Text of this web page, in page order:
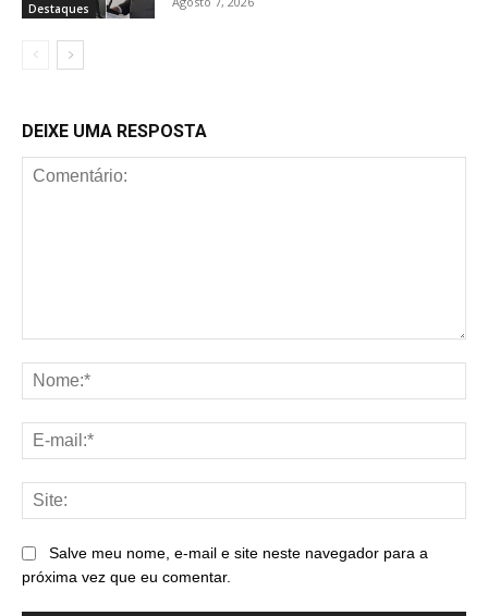
Destaques
DEIXE UMA RESPOSTA
Salve meu nome, e-mail e site neste navegador para a
próxima vez que eu comentar.